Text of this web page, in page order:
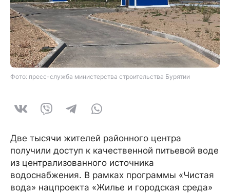
Фото: пресс-служба министерства строительства Бурятии
Две тысячи жителей районного центра
получили доступ к качественной питьевой воде
из централизованного источника
водоснабжения. В рамках программы «Чистая
вода» нацпроекта «Жилье и городская среда»